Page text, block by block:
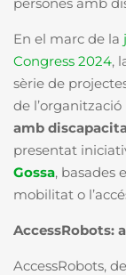
En el marc de la
Congress 2024,
sèrie de
de l’organització
amb
presentat
Gossa, basades
mobilitat o
AccessRobots:
AccessRobots,